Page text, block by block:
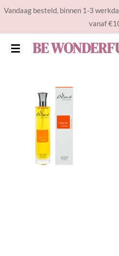
Ga
de
BE
Vandaag besteld, binnen 1-3
vanaf